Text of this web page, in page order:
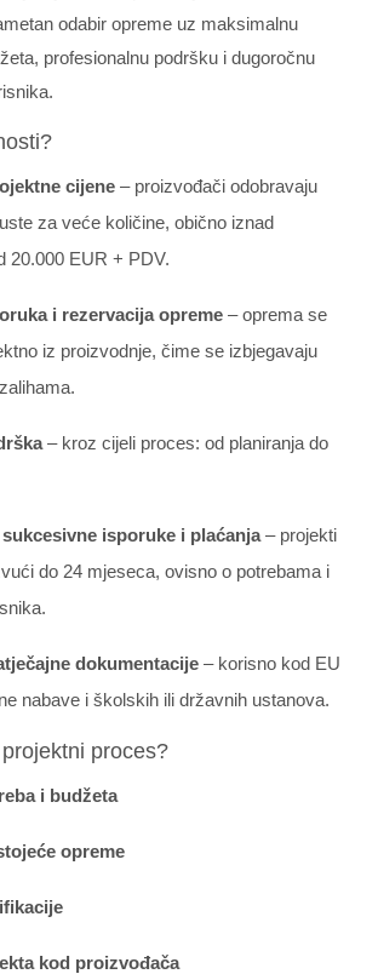
odabir opreme uz maksimalnu
profesionalnu podršku i dugoročnu
cijene – proizvođači odobravaju
za veće količine, obično iznad
20.000 EUR + PDV.
i rezervacija opreme – oprema se
iz proizvodnje, čime se izbjegavaju
– kroz cijeli proces: od planiranja do
isporuke i plaćanja– projekti
do 24 mjeseca, ovisno o potrebama i
dokumentacije – korisno kod EU
nabave i školskih ili državnih ustanova.
proces?
i budžeta
opreme
kod proizvođača